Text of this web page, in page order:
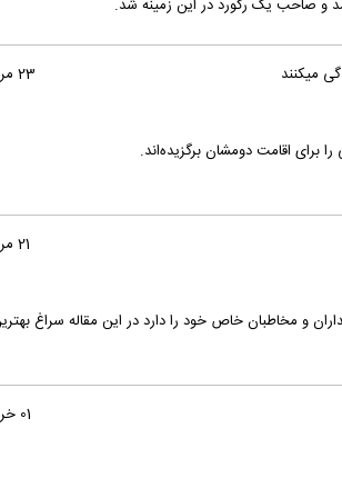
و صاحب یک رکورد در این زمینه شد.
میکنند 23 مرداد 1399
برای اقامت دومشان برگزیده‌اند.
21 مرداد 1399
و مخاطبان خاص خود را دارد در این مقاله سراغ
01 خرداد 1399